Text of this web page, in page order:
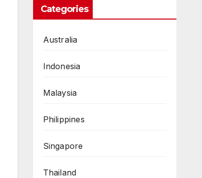
Categories
Australia
Indonesia
Malaysia
Philippines
Singapore
Thailand